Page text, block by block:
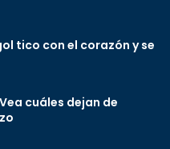
tico con el corazón y se
cuáles dejan de